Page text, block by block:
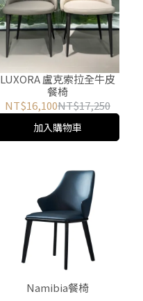
LUXORA 盧克索拉全牛皮
餐椅
NT$16,100NT$17,250
加入購物車
Namibia餐椅